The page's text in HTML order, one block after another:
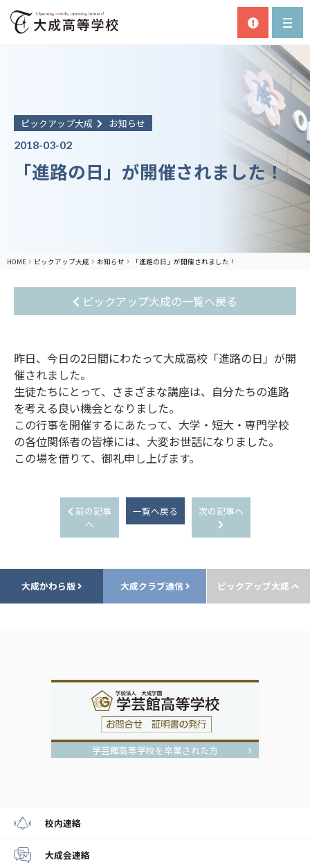
ピックアップ大成
お知らせ
2018-03-02
「進路の日」が開催されました！
HOME ピックアップ大成 お知らせ 「進路の日」が開催されました！
ピックアップ大成の一覧へ戻る
昨日、今日の2日間にわたって大成高校「進路の日」が開
催されました。
生徒たちにとって、さまざまな講座は、自分たちの進路
を考える良い機会となりました。
この行事を開催するにあたって、大学・短大・専門学校
の各位関係者の皆様には、大変お世話になりました。
この場を借りて、御礼申し上げます。
前の記事
へ
一覧へ戻る 次の記事へ
大成かわら版 大成クラブ通信 ピックアップ大成
学芸館高等学校を卒業された方
校内連絡
大成会連絡